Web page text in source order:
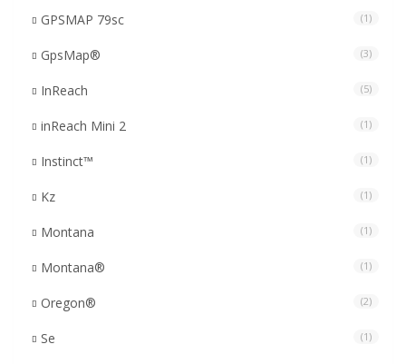
GPSMAP 79sc (1)
GpsMap® (3)
InReach (5)
inReach Mini 2 (1)
Instinct™ (1)
Kz (1)
Montana (1)
Montana® (1)
Oregon® (2)
Se (1)